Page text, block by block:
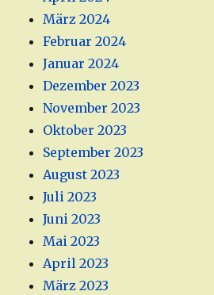
März 2024
Februar 2024
Januar 2024
Dezember 2023
November 2023
Oktober 2023
September 2023
August 2023
Juli 2023
Juni 2023
Mai 2023
April 2023
März 2023